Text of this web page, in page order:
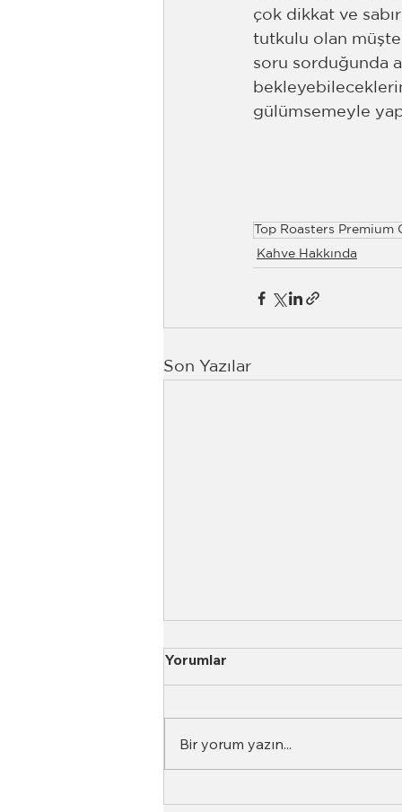
çok dikkat ve
tutkulu olan
soru sorduğunda
gülümsemeyle
Top Roasters Premium
Kahve Hakkında
Son Yazılar
Yorumlar
Bir yorum yazın...